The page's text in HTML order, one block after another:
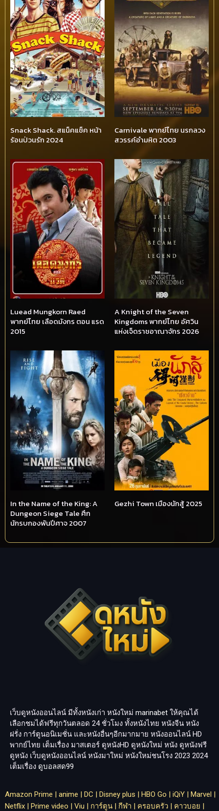
Snack Shack. สแน็คแช็ค หน้า
ร้อนป่วนรัก 2024
Carnivale พากย์ไทย นรกลวง
สวรรค์อำมหิต 2003
Luead Mungkorn Raed
พากย์ไทย เลือดมังกร ตอน แรด
2015
A Knight of the Seven
Kingdoms พากย์ไทย อัศวิน
แห่งเจ็ดราชอาณาจักร 2026
In the Name of the King: A
Dungeon Siege Tale ศึก
นักรบกองพันปีศาจ 2007
Gezhi Town เมืองนักสู้ 2025
เว็บดูหนังออนไลน์ มีทั้งหนังเก่า หนังใหม่ marinabet ให้คุณได้
เลือกชมได้ฟรีทุกวันตลอด 24 ชั่วโมง ทั้งหนังไทย หนังจีน หนัง
ฝรั่ง การ์ตูนอนิเมชั่น และหนังอื่นๆอีกมากมาย หนังออนไลน์ HD
พากย์ไทย เต็มเรื่อง มาสเตอร์ ดูหนังHD ดูหนังใหม่ หนัง ดูหนังฟรี
ดูหนัง เว็บดูหนังออนไลน์ หนังมาใหม่ หนังใหม่ชนโรง 2023 2024
เต็มเรื่อง ดูบอลสด99
Amazon Prime | anime | DC | Disney plus | HBO Go | iQiY | Marvel |
Netflix | Prime video | Viu | การ์ตูน | กีฬา | ครอบครัว | คาวบอย |